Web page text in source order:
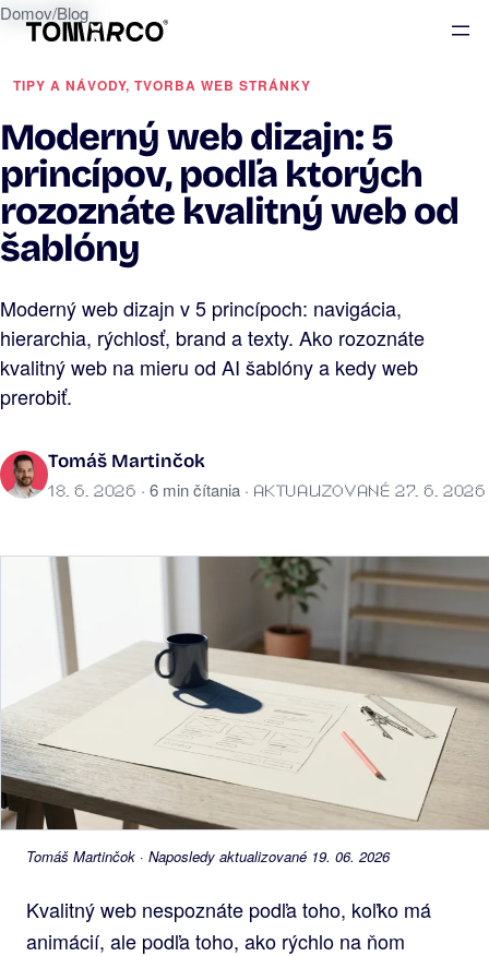
Domov/Blog
TIPY A NÁVODY, TVORBA WEB STRÁNKY
Moderný web dizajn: 5
princípov, podľa ktorých
rozoznáte kvalitný web od
šablóny
Moderný web dizajn v 5 princípoch: navigácia,
hierarchia, rýchlosť, brand a texty. Ako rozoznáte
kvalitný web na mieru od AI šablóny a kedy web
prerobiť.
Tomáš Martinčok
18. 6. 2026 · 6 min čítania · AKTUALIZOVANÉ 27. 6. 2026
Tomáš Martinčok · Naposledy aktualizované 19. 06. 2026
Kvalitný web nespoznáte podľa toho, koľko má
animácií, ale podľa toho, ako rýchlo na ňom